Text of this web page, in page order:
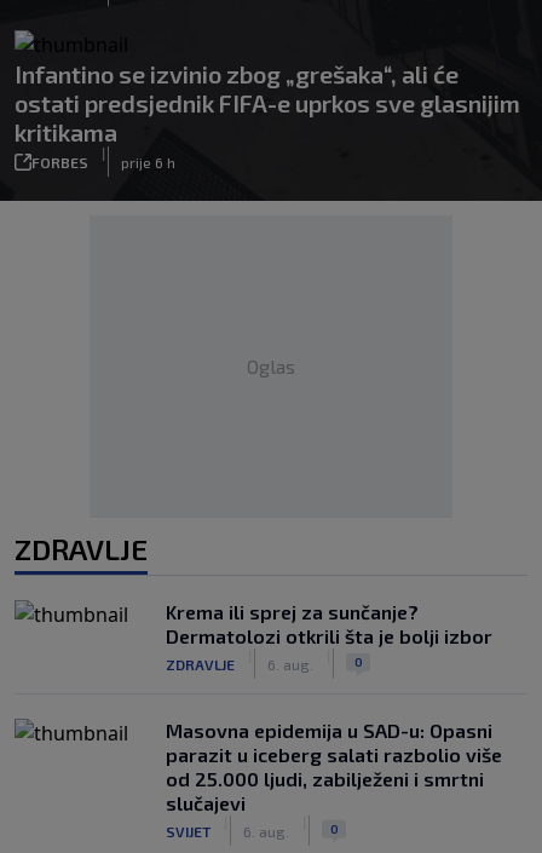
Infantino se izvinio zbog „grešaka“, ali će
ostati predsjednik FIFA-e uprkos sve glasnijim
kritikama
FORBES
|
prije 6 h
Oglas
ZDRAVLJE
Krema ili sprej za sunčanje?
Dermatolozi otkrili šta je bolji izbor
ZDRAVLJE 6. aug. 0
Masovna epidemija u SAD-u: Opasni
parazit u iceberg salati razbolio više
od 25.000 ljudi, zabilježeni i smrtni
slučajevi
SVIJET 6. aug. 0